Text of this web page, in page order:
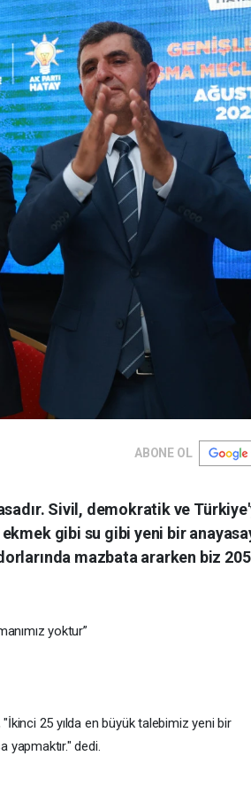
ABONE OL
Sivil, demokratik ve
gibi su gibi yeni bir
mazbata ararken biz
yoktur”
25 yılda en büyük talebimiz yeni bir
yapmaktır." dedi.